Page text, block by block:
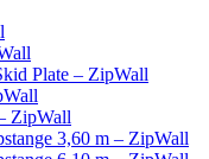
Plate – ZipWall
ZipWall
3,60 m – ZipWall